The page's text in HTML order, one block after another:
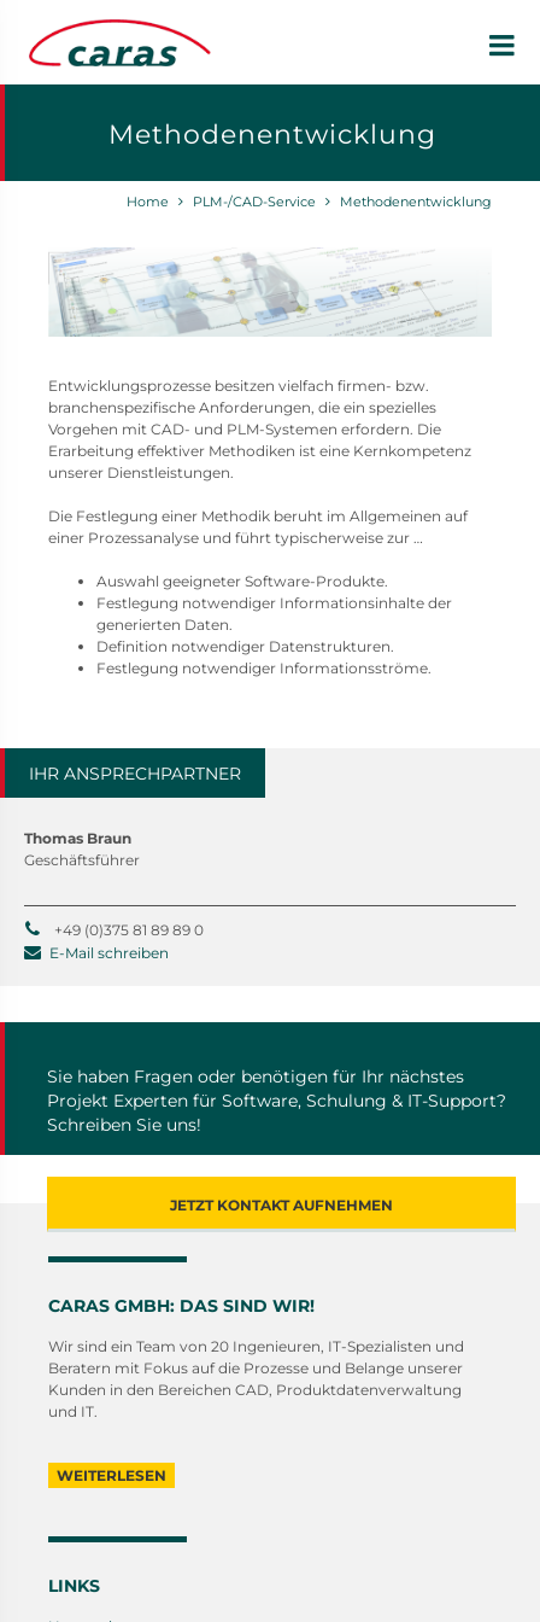
Methodenentwicklung
Home PLM-/CAD-Service Methodenentwicklung
Entwicklungsprozesse besitzen vielfach firmen- bzw.
branchenspezifische Anforderungen, die ein spezielles
Vorgehen mit CAD- und PLM-Systemen erfordern. Die
Erarbeitung effektiver Methodiken ist eine Kernkompetenz
unserer Dienstleistungen.
Die Festlegung einer Methodik beruht im Allgemeinen auf
einer Prozessanalyse und führt typischerweise zur …
Auswahl geeigneter Software-Produkte.
Festlegung notwendiger Informationsinhalte der
generierten Daten.
Definition notwendiger Datenstrukturen.
Festlegung notwendiger Informationsströme.
IHR ANSPRECHPARTNER
Thomas Braun
Geschäftsführer
+49 (0)375 81 89 89 0
E-Mail schreiben
Sie haben Fragen oder benötigen für Ihr nächstes
Projekt Experten für Software, Schulung & IT-Support?
Schreiben Sie uns!
JETZT KONTAKT AUFNEHMEN
CARAS GMBH: DAS SIND WIR!
Wir sind ein Team von 20 Ingenieuren, IT-Spezialisten und
Beratern mit Fokus auf die Prozesse und Belange unserer
Kunden in den Bereichen CAD, Produktdatenverwaltung
und IT.
WEITERLESEN
LINKS